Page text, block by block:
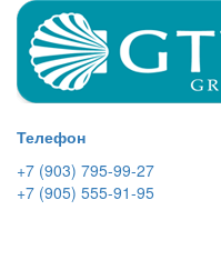
Телефон
+7 (903) 795-99-27
+7 (905) 555-91-95